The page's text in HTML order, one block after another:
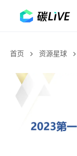
首页 资源星球